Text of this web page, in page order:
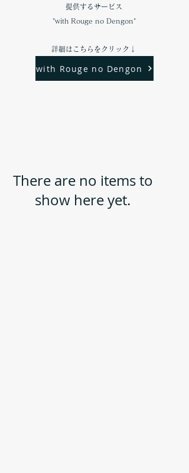
提供するサービス
"with Rouge no Dengon"
詳細はこちらをクリック↓
with Rouge no Dengon
There are no items to
show here yet.